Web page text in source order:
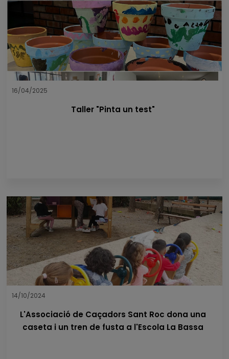
16/04/2025
Taller "Pinta un test"
14/10/2024
L'Associació de Caçadors Sant Roc dona una
caseta i un tren de fusta a l'Escola La Bassa